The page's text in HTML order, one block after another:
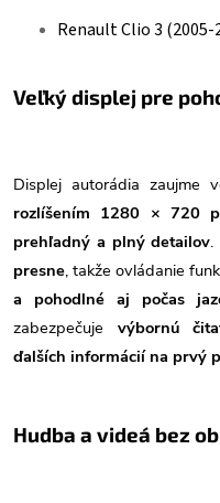
Renault Clio 3 (2005-
Veľký displej pre
Displej autorádia zaujme
rozlíšením 1280 × 720
prehľadný a plný detailov.
presne, takže ovládanie
a pohodlné aj počas
zabezpečuje výbornú
ďalších informácií na prvý
Hudba a videá bez